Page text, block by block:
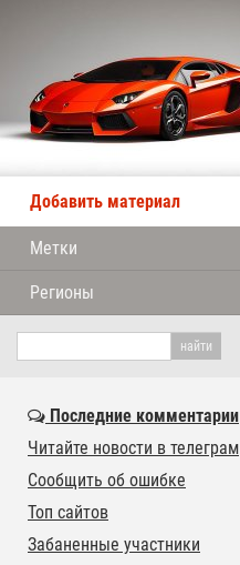
Добавить материал
Метки
Регионы
Последние комментарии
Читайте новости в телеграм
Сообщить об ошибке
Топ сайтов
Забаненные участники